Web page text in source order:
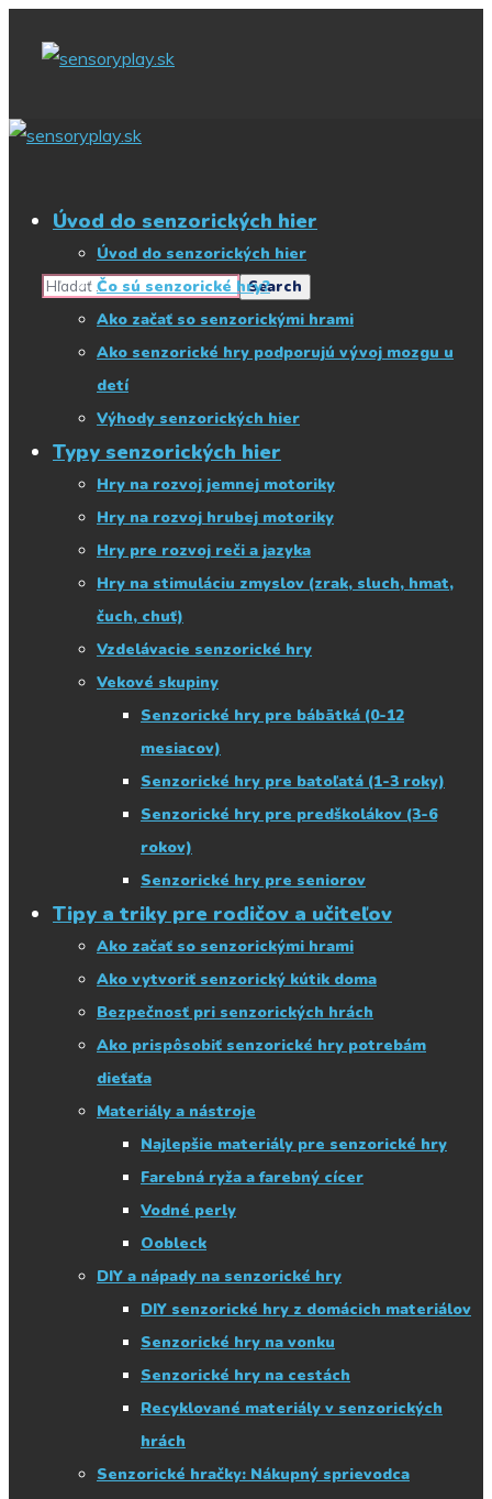
Začnite písať, čo
hľadáte
Úvod do senzorických hier
Úvod do senzorických hier
Čo sú senzorické hry?
Ako začať so senzorickými hrami
Ako senzorické hry podporujú vývoj mozgu u
detí
Výhody senzorických hier
Typy senzorických hier
Hry na rozvoj jemnej motoriky
Hry na rozvoj hrubej motoriky
Hry pre rozvoj reči a jazyka
Hry na stimuláciu zmyslov (zrak, sluch, hmat,
čuch, chuť)
Vzdelávacie senzorické hry
Vekové skupiny
Senzorické hry pre bábätká (0-12
mesiacov)
Senzorické hry pre batoľatá (1-3 roky)
Senzorické hry pre predškolákov (3-6
rokov)
Senzorické hry pre seniorov
Tipy a triky pre rodičov a učiteľov
Ako začať so senzorickými hrami
Ako vytvoriť senzorický kútik doma
Bezpečnosť pri senzorických hrách
Ako prispôsobiť senzorické hry potrebám
dieťaťa
Materiály a nástroje
Najlepšie materiály pre senzorické hry
Farebná ryža a farebný cícer
Vodné perly
Oobleck
DIY a nápady na senzorické hry
DIY senzorické hry z domácich materiálov
Senzorické hry na vonku
Senzorické hry na cestách
Recyklované materiály v senzorických
hrách
Senzorické hračky: Nákupný sprievodca